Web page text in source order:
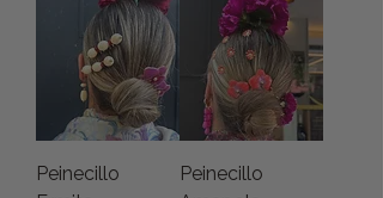
Peinecillo
Peinecillo